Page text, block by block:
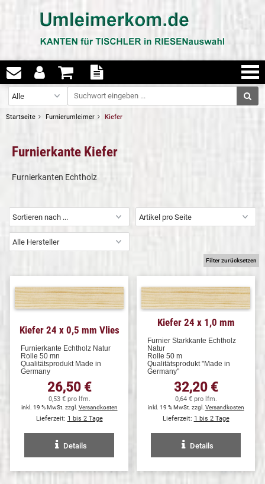
Startseite Furnierumleimer Kiefer
Furnierkante Kiefer
Furnierkanten Echtholz
Filter zurücksetzen
Kiefer 24 x 0,5 mm Vlies
Furnierkante Echtholz Natur
Rolle 50 mn
Qualitätsprodukt Made in
Germany
26,50 €
0,53 € pro lfm.
inkl. 19 % MwSt. zzgl. Versandkosten
Lieferzeit: 1 bis 2 Tage
Details
Kiefer 24 x 1,0 mm
Furnier Starkkante Echtholz
Natur
Rolle 50 m
Qualitätsprodukt "Made in
Germany"
32,20 €
0,64 € pro lfm.
inkl. 19 % MwSt. zzgl. Versandkosten
Lieferzeit: 1 bis 2 Tage
Details